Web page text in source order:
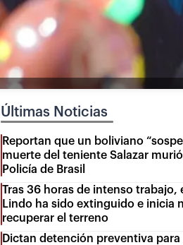
Últimas Noticias
Reportan que un boliviano
muerte del teniente Salazar
Policía de Brasil
Tras 36 horas de intenso trabajo,
Lindo ha sido extinguido e inicia
recuperar el terreno
Dictan detención preventiva para